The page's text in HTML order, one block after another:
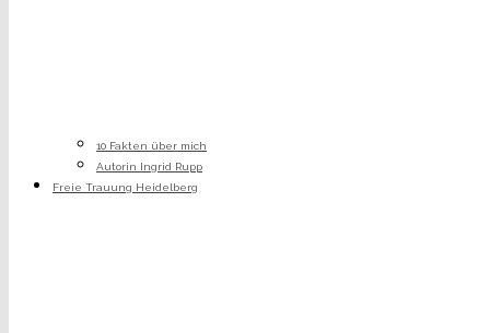
10 Fakten über mich
Autorin Ingrid Rupp
Freie Trauung Heidelberg